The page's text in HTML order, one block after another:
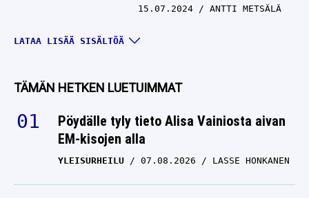
15.07.2024
ANTTI METSÄLÄ
Tragedia iski NFL:ssä –
menetti henkensä
07.07.2024
ANTTI METSÄLÄ
pelata – Trevor Lawrence
kuittaa 275 miljoonaa
LATAA LISÄÄ SISÄLTÖÄ
TÄMÄN HETKEN LUETUIMMAT
Pöydälle tyly tieto Alisa Vainiosta aivan
EM-kisojen alla
YLEISURHEILU 07.08.2026 LASSE HONKANEN